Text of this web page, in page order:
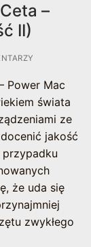
–
II)
Power Mac
świata
ze
jakość
że uda się
zwykłego